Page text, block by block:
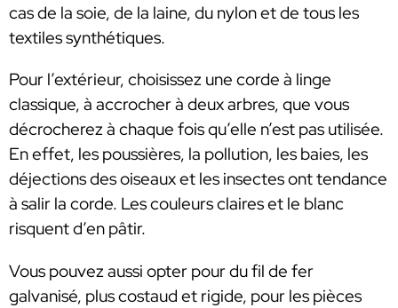
cas de la soie, de la laine, du nylon et de tous les
textiles synthétiques.
Pour l’extérieur, choisissez une corde à linge
classique, à accrocher à deux arbres, que vous
décrocherez à chaque fois qu’elle n’est pas utilisée.
En effet, les poussières, la pollution, les baies, les
déjections des oiseaux et les insectes ont tendance
à salir la corde. Les couleurs claires et le blanc
risquent d’en pâtir.
Vous pouvez aussi opter pour du fil de fer
galvanisé, plus costaud et rigide, pour les pièces